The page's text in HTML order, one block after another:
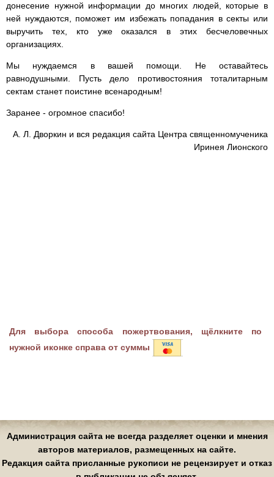
донесение нужной информации до многих людей, которые в
ней нуждаются, поможет им избежать попадания в секты или
выручить тех, кто уже оказался в этих бесчеловечных
организациях.
Мы нуждаемся в вашей помощи. Не оставайтесь
равнодушными. Пусть дело противостояния тоталитарным
сектам станет поистине всенародным!
Заранее - огромное спасибо!
А. Л. Дворкин и вся редакция сайта Центра священномученика
Иринея Лионского
Для выбора способа пожертвования, щёлкните по
нужной иконке справа от суммы
Администрация сайта не всегда разделяет оценки и мнения
авторов материалов, размещенных на сайте.
Редакция сайта присланные рукописи не рецензирует и отказ